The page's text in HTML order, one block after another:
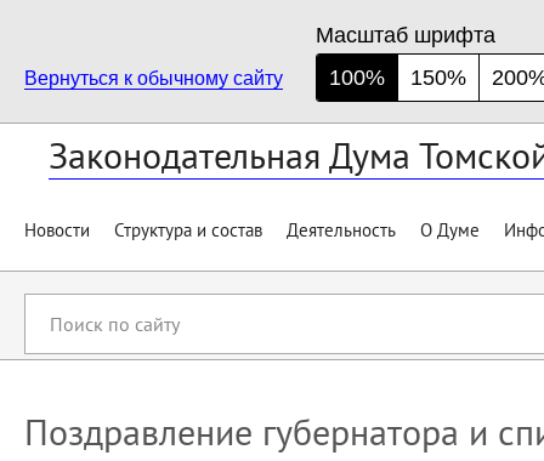
Вернуться к обычному сайту
Масштаб шрифта
100%
150%
Законодательная Дума
Новости Структура и состав Деятельность О Думе
сайту
Поздравление губернатора и